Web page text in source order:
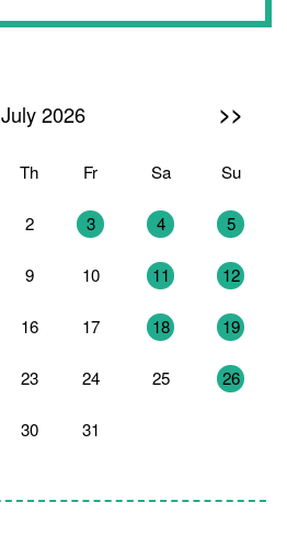
July 2026 >>
Th Fr Sa Su
2 3 4 5
9 10 11 12
16 17 18 19
23 24 25 26
30 31